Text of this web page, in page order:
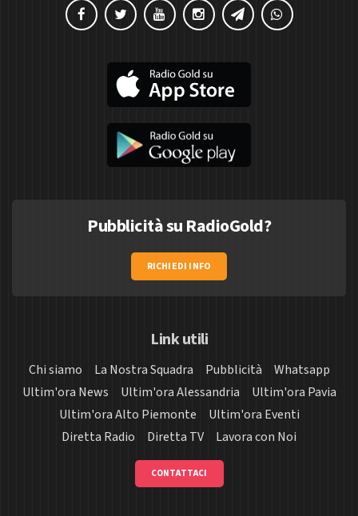
Pubblicità su RadioGold?
RICHIEDI INFO
Link utili
Chi siamo La Nostra Squadra Pubblicità
Whatsapp
Ultim'ora News
Ultim'ora Alessandria
Ultim'ora Pavia
Ultim'ora Alto Piemonte
Ultim'ora Eventi
Diretta Radio
Diretta TV Lavora con Noi
CONTATTACI